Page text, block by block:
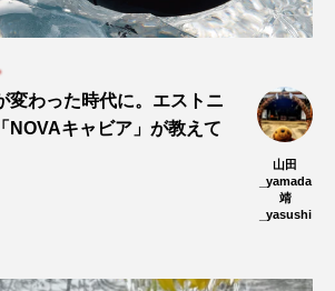
変わった時代に。エストニ
NOVAキャビア」が教えて
山田
_yamada
靖
_yasushi